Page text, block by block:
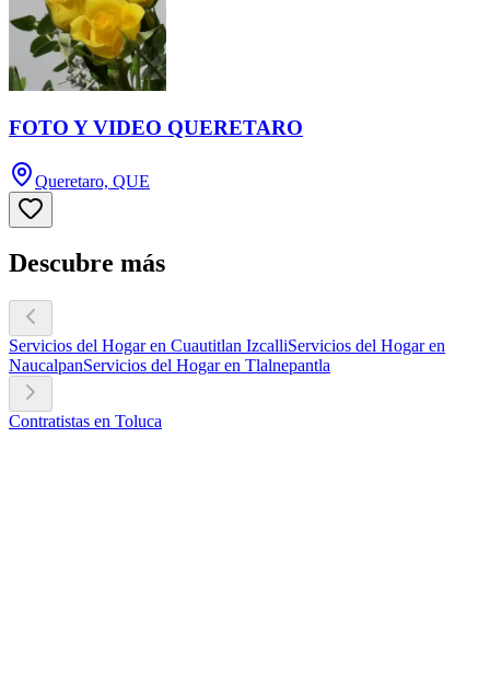
FOTO Y VIDEO QUERETARO
Queretaro, QUE
Descubre más
Servicios del Hogar en Cuautitlan IzcalliServicios del Hogar en
NaucalpanServicios del Hogar en Tlalnepantla
Contratistas en Toluca